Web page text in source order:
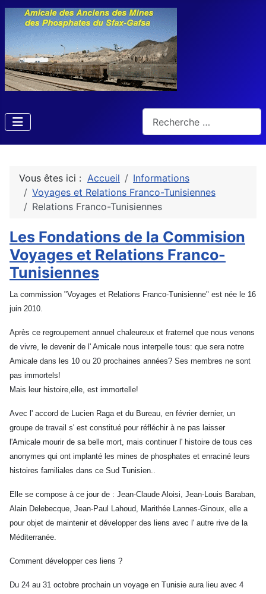
Vous êtes ici : Accueil
Informations
Voyages et Relations Franco-Tunisiennes
Relations Franco-Tunisiennes
Les Fondations de la Commision
Voyages et Relations Franco-
Tunisiennes
La commission "Voyages et Relations Franco-Tunisienne" est née le 16
juin 2010.
Après ce regroupement annuel chaleureux et fraternel que nous venons
de vivre, le devenir de l' Amicale nous interpelle tous: que sera notre
Amicale dans les 10 ou 20 prochaines années? Ses membres ne sont
pas immortels!
Mais leur histoire,elle, est immortelle!
Avec l' accord de Lucien Raga et du Bureau, en février dernier, un
groupe de travail s' est constitué pour réfléchir à ne pas laisser
l'Amicale mourir de sa belle mort, mais continuer l' histoire de tous ces
anonymes qui ont implanté les mines de phosphates et enraciné leurs
histoires familiales dans ce Sud Tunisien..
Elle se compose à ce jour de : Jean-Claude Aloisi, Jean-Louis Baraban,
Alain Delebecque, Jean-Paul Lahoud, Marithée Lannes-Ginoux, elle a
pour objet de maintenir et développer des liens avec l' autre rive de la
Méditerranée.
Comment développer ces liens ?
Du 24 au 31 octobre prochain un voyage en Tunisie aura lieu avec 4